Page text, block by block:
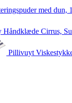
med dun,
Håndklæde Cirrus,
Pillivuyt